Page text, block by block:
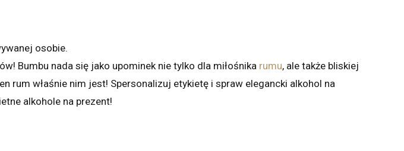
osobie.
Bumbu nada się jako upominek nie tylko dla miłośnika rumu, ale także bliskiej
rum właśnie nim jest! Spersonalizuj etykietę i spraw elegancki alkohol na
alkohole na prezent!